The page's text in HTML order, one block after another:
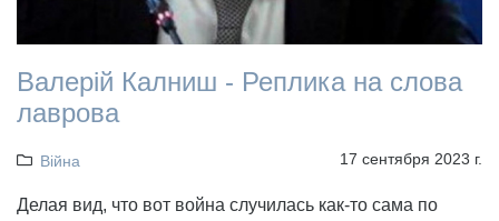
Валерій Калниш - Реплика на слова
лаврова
Війна 17 сентября 2023 г.
Делая вид, что вот война случилась как-то сама по